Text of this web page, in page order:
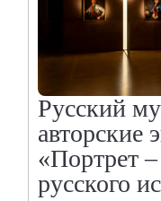
Русский
авторские
«Портрет
русского